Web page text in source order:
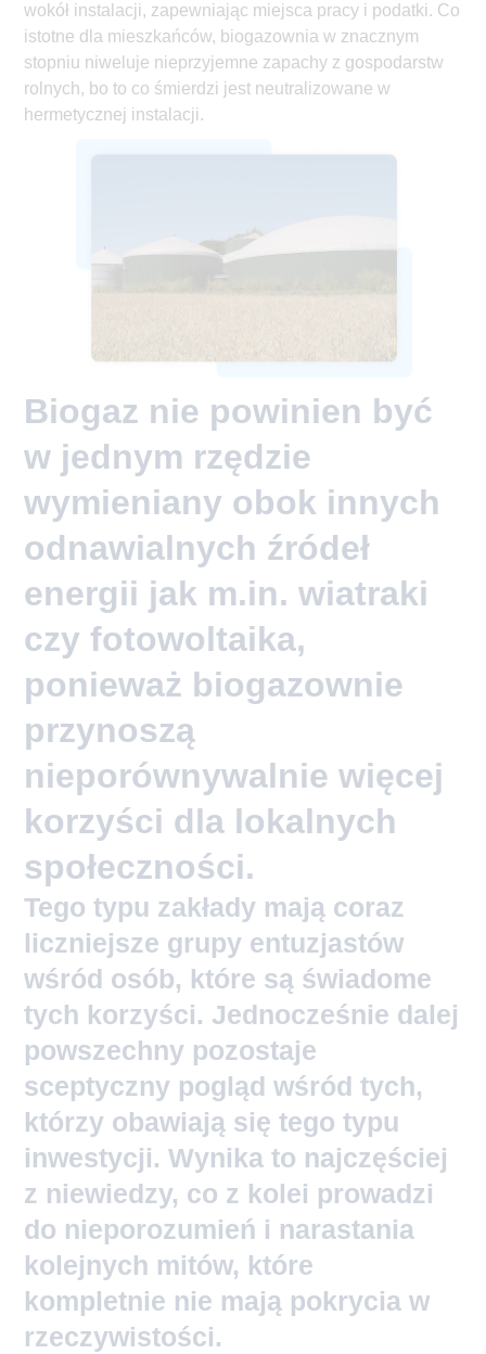
wokół instalacji, zapewniając miejsca pracy i podatki. Co
istotne dla mieszkańców, biogazownia w znacznym
stopniu niweluje nieprzyjemne zapachy z gospodarstw
rolnych, bo to co śmierdzi jest neutralizowane w
hermetycznej instalacji.
Biogaz nie powinien być
w jednym rzędzie
wymieniany obok innych
odnawialnych źródeł
energii jak m.in. wiatraki
czy fotowoltaika,
ponieważ biogazownie
przynoszą
nieporównywalnie więcej
korzyści dla lokalnych
społeczności.
Tego typu zakłady mają coraz
liczniejsze grupy entuzjastów
wśród osób, które są świadome
tych korzyści. Jednocześnie dalej
powszechny pozostaje
sceptyczny pogląd wśród tych,
którzy obawiają się tego typu
inwestycji. Wynika to najczęściej
z niewiedzy, co z kolei prowadzi
do nieporozumień i narastania
kolejnych mitów, które
kompletnie nie mają pokrycia w
rzeczywistości.